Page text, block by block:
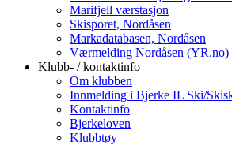
Marifjell værstasjon
Skisporet, Nordåsen
Markadatabasen, Nordåsen
Værmelding Nordåsen (YR.no)
Klubb- / kontaktinfo
Om klubben
Innmelding i Bjerke IL Ski/
Kontaktinfo
Bjerkeloven
Klubbtøy